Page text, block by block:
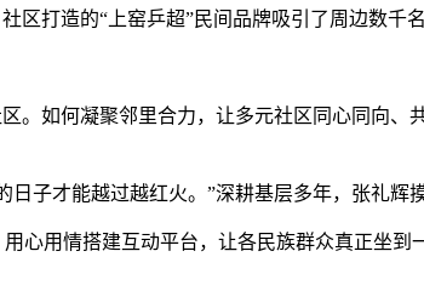
打造的“上窑乒超”民间品牌吸引了周边数千名
如何凝聚邻里合力，让多元社区同心同向、
才能越过越红火。”深耕基层多年，张礼辉摸
用情搭建互动平台，让各民族群众真正坐到